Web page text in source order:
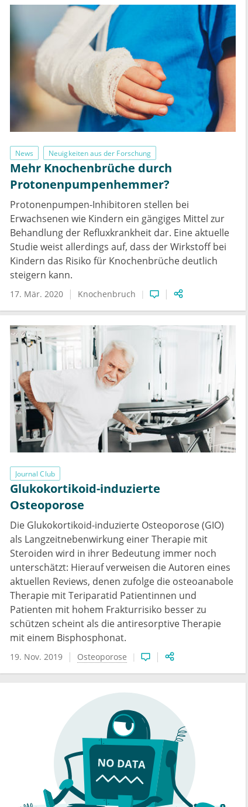
News Neuigkeiten aus der Forschung
Mehr Knochenbrüche durch
Protonenpumpenhemmer?
Protonenpumpen-Inhibitoren stellen bei
Erwachsenen wie Kindern ein gängiges Mittel zur
Behandlung der Refluxkrankheit dar. Eine aktuelle
Studie weist allerdings auf, dass der Wirkstoff bei
Kindern das Risiko für Knochenbrüche deutlich
steigern kann.
17. Mär. 2020 Knochenbruch
Journal Club
Glukokortikoid-induzierte
Osteoporose
Die Glukokortikoid-induzierte Osteoporose (GIO)
als Langzeitnebenwirkung einer Therapie mit
Steroiden wird in ihrer Bedeutung immer noch
unterschätzt: Hierauf verweisen die Autoren eines
aktuellen Reviews, denen zufolge die osteoanabole
Therapie mit Teriparatid Patientinnen und
Patienten mit hohem Frakturrisiko besser zu
schützen scheint als die antiresorptive Therapie
mit einem Bisphosphonat.
19. Nov. 2019 Osteoporose